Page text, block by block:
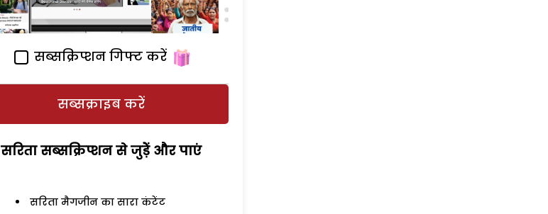
सब्सक्रिप्शन गिफ्ट करें
सब्सक्राइब करें
सरिता सब्सक्रिप्शन से जुड़ेें और पाएं
सरिता मैगजीन का सारा कंटेंट